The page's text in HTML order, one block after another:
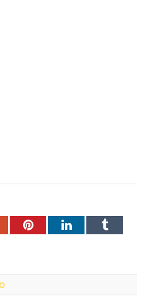
PinterestLinkedInTumblr